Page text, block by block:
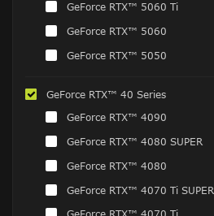
GeForce RTX™ 5060 Ti
GeForce RTX™ 5060
GeForce RTX™ 5050
GeForce RTX™ 40 Series
GeForce RTX™ 4090
GeForce RTX™ 4080 SUPER
GeForce RTX™ 4080
GeForce RTX™ 4070 Ti SUPER